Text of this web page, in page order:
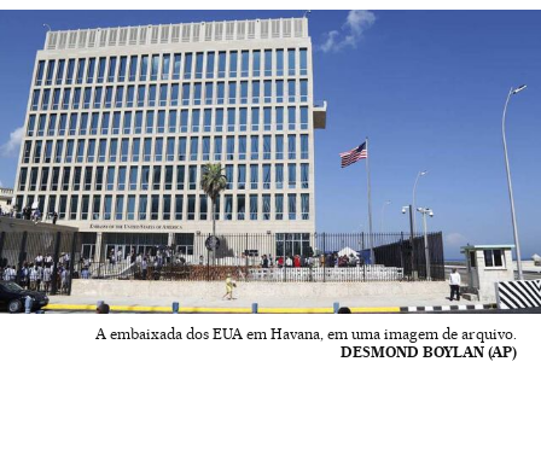
A embaixada dos EUA em Havana, em uma imagem de arquivo.
DESMOND BOYLAN (AP)